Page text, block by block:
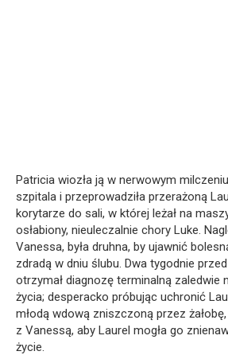
Patricia wiozła ją w nerwowym
szpitala i przeprowadziła przerażoną
korytarze do sali, w której leżał na
osłabiony, nieuleczalnie chory Luke.
Vanessa, była druhna, by ujawnić
zdradą w dniu ślubu. Dwa tygodnie
otrzymał diagnozę terminalną zaledwie
życia; desperacko próbując uchronić
młodą wdową zniszczoną przez
z Vanessą, aby Laurel mogła go
życie.